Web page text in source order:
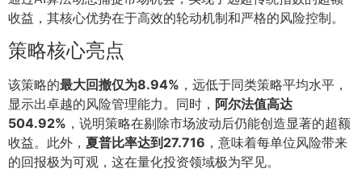
收益，其核心优势在于高效的轮动机制和严格的风险控制。
策略核心亮点
该策略的最大回撤仅为8.94% ，远低于同类策略平均水平，
显示出卓越的风险管理能力。同时， 阿尔法值高达
504.92% ，说明策略在剔除市场波动后仍能创造显著的超额
收益。此外， 夏普比率达到27.716 ，意味着每单位风险带来
的回报极为可观，这在量化投资领域极为罕见。